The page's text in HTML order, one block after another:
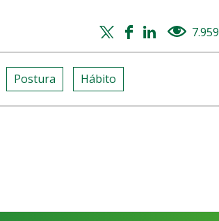
Twitter
share
Facebook
share
Whatsapp
share
Linkedin
share
7.959
Postura Hábito